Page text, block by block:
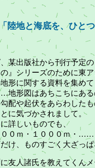
陸地と海底を、ひ
某出版社から刊行予定の
の』シリーズのために東
形に関する資料を集めて
地形図はあちこちにある
配や起伏をあらわした
に気づかされまして。
詳しいものでも、
ｍ・１０００ｍ・……
け、ものすごく大ざっぱ
友人諸氏を教えてくん